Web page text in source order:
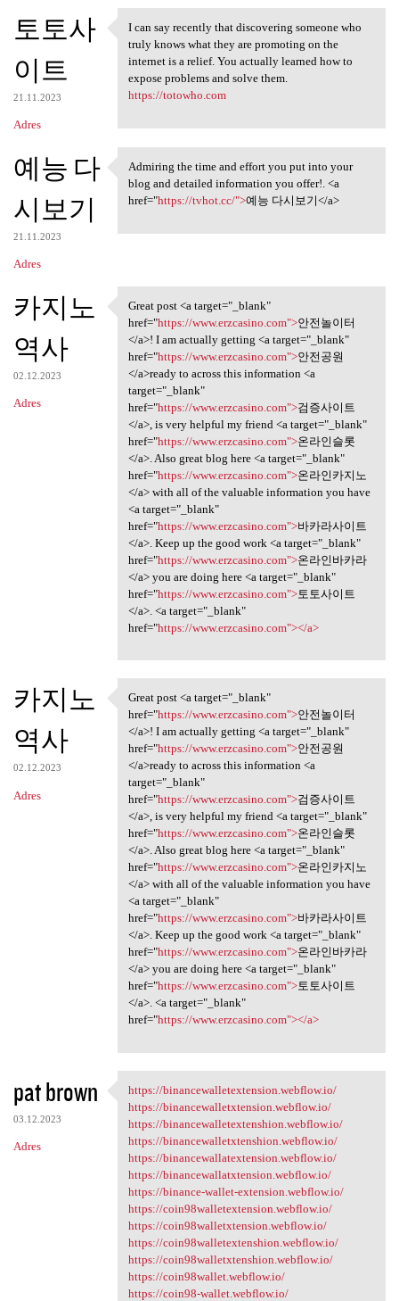
토토사
이트
21.11.2023
Adres
I can say recently that
I can say recently that discovering someone who
truly knows what they are promoting on the
internet is a relief. You actually learned how to
expose problems and solve them.
https://totowho.com
예능 다
시보기
21.11.2023
Adres
Admiring the time and effort
Admiring the time and effort you put into your
blog and detailed information you offer!. <a
href="https://tvhot.cc/">예능 다시보기</a>
카지노
역사
02.12.2023
Adres
Great post <a target="_blank"
Great post <a target="_blank"
href="https://www.erzcasino.com">안전놀이터
</a>! I am actually getting <a target="_blank"
href="https://www.erzcasino.com">안전공원
</a>ready to across this information <a
target="_blank"
href="https://www.erzcasino.com">검증사이트
</a>, is very helpful my friend <a target="_blank"
href="https://www.erzcasino.com">온라인슬롯
</a>. Also great blog here <a target="_blank"
href="https://www.erzcasino.com">온라인카지노
</a> with all of the valuable information you have
<a target="_blank"
href="https://www.erzcasino.com">바카라사이트
</a>. Keep up the good work <a target="_blank"
href="https://www.erzcasino.com">온라인바카라
</a> you are doing here <a target="_blank"
href="https://www.erzcasino.com">토토사이트
</a>. <a target="_blank"
href="https://www.erzcasino.com"></a>
카지노
역사
02.12.2023
Adres
Great post <a target="_blank"
Great post <a target="_blank"
href="https://www.erzcasino.com">안전놀이터
</a>! I am actually getting <a target="_blank"
href="https://www.erzcasino.com">안전공원
</a>ready to across this information <a
target="_blank"
href="https://www.erzcasino.com">검증사이트
</a>, is very helpful my friend <a target="_blank"
href="https://www.erzcasino.com">온라인슬롯
</a>. Also great blog here <a target="_blank"
href="https://www.erzcasino.com">온라인카지노
</a> with all of the valuable information you have
<a target="_blank"
href="https://www.erzcasino.com">바카라사이트
</a>. Keep up the good work <a target="_blank"
href="https://www.erzcasino.com">온라인바카라
</a> you are doing here <a target="_blank"
href="https://www.erzcasino.com">토토사이트
</a>. <a target="_blank"
href="https://www.erzcasino.com"></a>
pat brown
03.12.2023
Adres
https:/
https://binancewalletextension.webflow.io/
https://binancewalletxtension.webflow.io/
https://binancewalletextenshion.webflow.io/
https://binancewalletxtenshion.webflow.io/
https://binancewallatextension.webflow.io/
https://binancewallatxtension.webflow.io/
https://binance-wallet-extension.webflow.io/
https://coin98walletextension.webflow.io/
https://coin98walletxtension.webflow.io/
https://coin98walletextenshion.webflow.io/
https://coin98walletxtenshion.webflow.io/
https://coin98wallet.webflow.io/
https://coin98-wallet.webflow.io/